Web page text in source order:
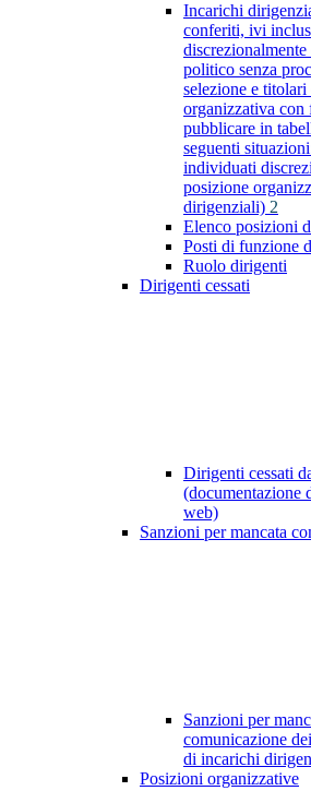
Incarichi
conferiti, ivi
politico senza
selezione e
organizzativa
pubblicare in
seguenti
individuati
posizione
dirigenziali) 2
Elenco posizioni
Posti di funzione
Ruolo dirigenti
Dirigenti cessati
Dirigenti cessati
(documentazione
web)
Sanzioni per mancata
Sanzioni per
comunicazione
di incarichi
Posizioni organizzative